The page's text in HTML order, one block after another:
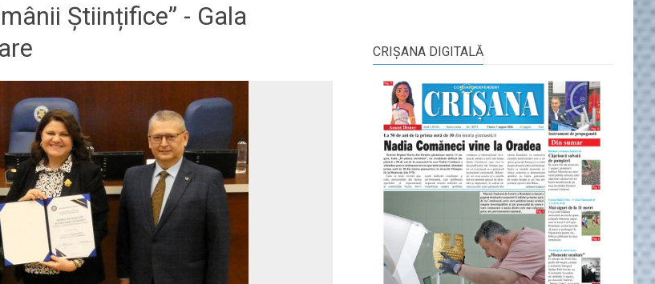
Științifice” - Gala
CRIŞANA DIGITALĂ